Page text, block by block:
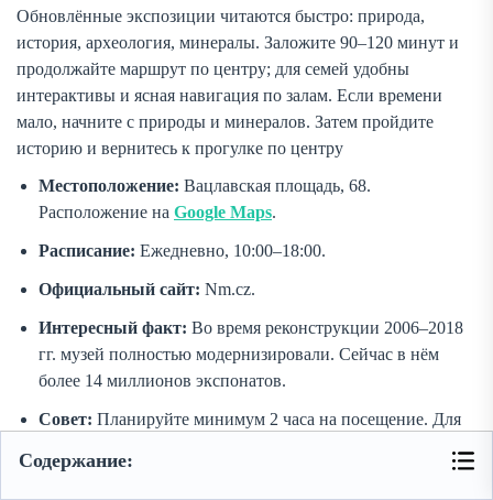
Содержание:
Обновлённые экспозиции читаются быстро: природа,
история, археология, минералы. Заложите 90–120 минут и
продолжайте маршрут по центру; для семей удобны
интерактивы и ясная навигация по залам. Если времени
мало, начните с природы и минералов. Затем пройдите
историю и вернитесь к прогулке по центру
Местоположение: Вацлавская площадь, 68.
Расположение на Google Maps.
Расписание: Ежедневно, 10:00–18:00.
Официальный сайт: Nm.cz.
Интересный факт: Во время реконструкции 2006–2018
гг. музей полностью модернизировали. Сейчас в нём
более 14 миллионов экспонатов.
Совет: Планируйте минимум 2 часа на посещение. Для